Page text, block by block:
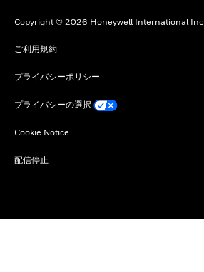
Copyright © 2026 Honeywell International Inc
ご利用規約
プライバシーポリシー
プライバシーの選択
Cookie Notice
配信停止